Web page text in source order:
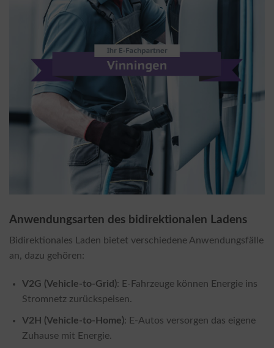
Anwendungsarten des bidirektionalen Ladens
Bidirektionales Laden bietet verschiedene Anwendungsfälle
an, dazu gehören:
V2G (Vehicle-to-Grid): E-Fahrzeuge können Energie ins
Stromnetz zurückspeisen.
V2H (Vehicle-to-Home): E-Autos versorgen das eigene
Zuhause mit Energie.